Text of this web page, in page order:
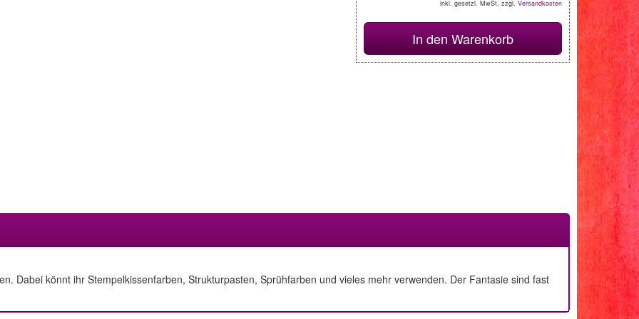
inkl. gesetzl. MwSt, zzgl. Versandkosten
In den Warenkorb
Dabei könnt ihr Stempelkissenfarben, Strukturpasten, Sprühfarben und vieles mehr verwenden. Der Fantasie sind fast